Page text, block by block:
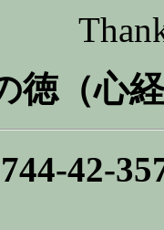
徳（心
42-